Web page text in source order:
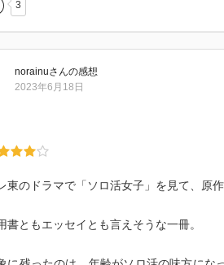
3
norainuさんの感想
2023年6月18日
東のドラマで「ソロ活女子」を見て、原
書ともエッセイとも言えそうな一冊。